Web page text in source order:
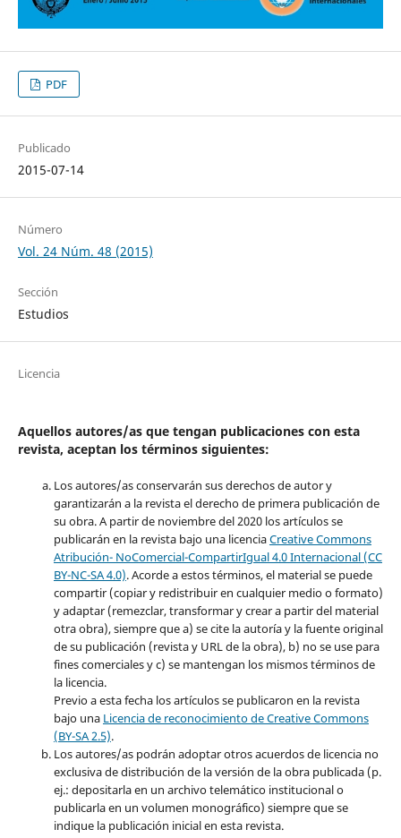
PDF
Publicado
2015-07-14
Número
Vol. 24 Núm. 48 (2015)
Sección
Estudios
Licencia
Aquellos autores/as que tengan publicaciones con esta
revista, aceptan los términos siguientes:
Los autores/as conservarán sus derechos de autor y
garantizarán a la revista el derecho de primera publicación de
su obra. A partir de noviembre del 2020 los artículos se
publicarán en la revista bajo una licenciaCreative Commons
Atribución- NoComercial-CompartirIgual 4.0 Internacional (CC
BY-NC-SA 4.0). Acorde a estos términos, el material se puede
compartir (copiar y redistribuir en cualquier medio o formato)
y adaptar (remezclar, transformar y crear a partir del material
otra obra), siempre que a) se cite la autoría y la fuente original
de su publicación (revista y URL de la obra), b) no se use para
fines comerciales y c) se mantengan los mismos términos de
la licencia.
Previo a esta fecha los artículos se publicaron en la revista
bajo una Licencia de reconocimiento de Creative Commons
(BY-SA 2.5).
Los autores/as podrán adoptar otros acuerdos de licencia no
exclusiva de distribución de la versión de la obra publicada (p.
ej.: depositarla en un archivo telemático institucional o
publicarla en un volumen monográfico) siempre que se
indique la publicación inicial en esta revista.